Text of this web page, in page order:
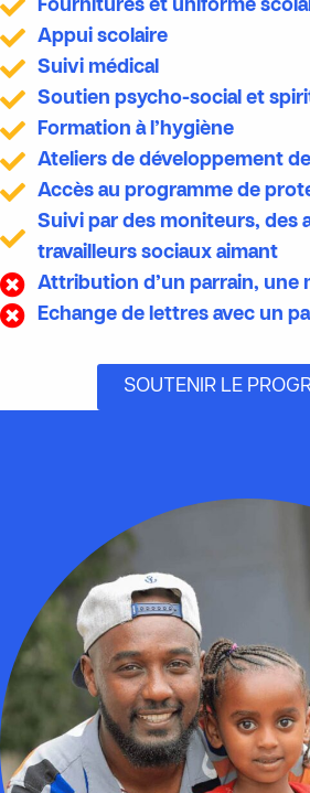
Fournitures et uniforme
Appui scolaire
Suivi médical
Soutien psycho-social et
Formation à l’hygiène
Ateliers de développement
Accès au programme de
Suivi par des moniteurs, des
travailleurs sociaux aimant
Attribution d’un parrain, une
Echange de lettres avec un
SOUTENIR LE